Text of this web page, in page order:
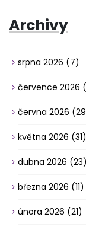
Archivy
srpna 2026 (7)
července 2026
června 2026
května 2026 (31)
dubna 2026 (23)
března 2026 (11)
února 2026 (21)